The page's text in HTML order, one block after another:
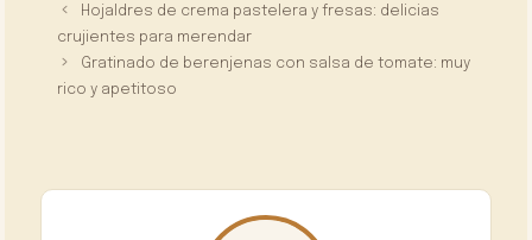
Hojaldres de crema pastelera y fresas: delicias
crujientes para merendar
Gratinado de berenjenas con salsa de tomate: muy
rico y apetitoso